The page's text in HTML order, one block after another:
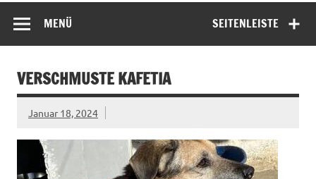
SEITENLEISTE
MENÜ
VERSCHMUSTE KAFETIA
Januar 18, 2024